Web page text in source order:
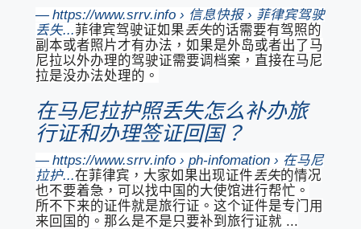
https://www.srrv.info › 信息快报 › 菲律宾驾驶
丢失... 菲律宾驾驶证如果丢失的话需要有驾照的
副本或者照片才有办法，如果是外岛或者出了马
尼拉以外办理的驾驶证需要调档案，直接在马尼
拉是没办法处理的。
在马尼拉护照丢失怎么补办旅
行证和办理签证回国？
https://www.srrv.info › ph-infomation › 在马尼
拉护... 在菲律宾，大家如果出现证件丢失的情况
也不要着急，可以找中国的大使馆进行帮忙。
所不下来的证件就是旅行证。这个证件是专门用
来回国的。那么是不是只要补到旅行证就 ...